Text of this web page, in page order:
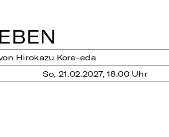
Hirokazu Kore-eda
So, 21.02.2027, 18.00 Uhr